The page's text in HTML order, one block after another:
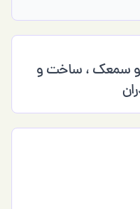
و سمعک ، ساخت و